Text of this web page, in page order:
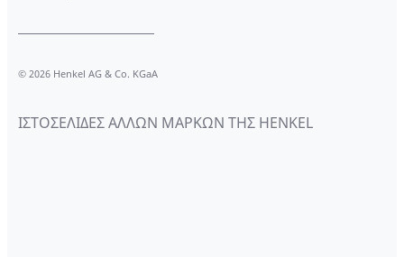
© 2026 Henkel AG & Co. KGaA
ΙΣΤΟΣΕΛΙΔΕΣ ΑΛΛΩΝ ΜΑΡΚΩΝ ΤΗΣ HENKEL